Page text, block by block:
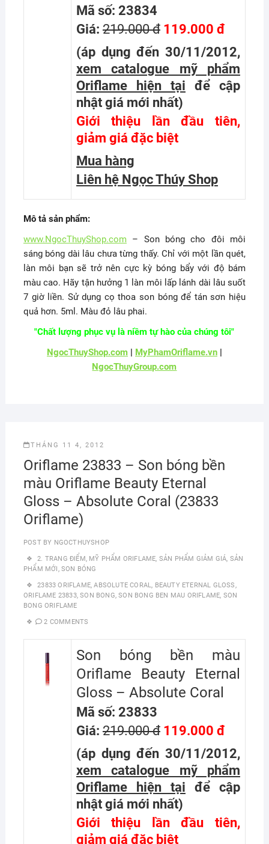
Mã số: 23834
Giá: 219.000 đ119.000 đ
(áp dụng đến 30/11/2012,
xem catalogue mỹ phẩm
Oriflame hiện tại
để cập
nhật giá mới nhất)
Giới thiệu lần đầu tiên,
giảm giá đặc biệt
Mua hàng
Liên hệ Ngọc Thúy Shop
Mô tả sản phẩm:
www.NgocThuyShop.com– Son bóng cho đôi môi
sáng bóng dài lâu chưa từng thấy. Chỉ với một lần quét,
làn môi bạn sẽ trở nên cực kỳ bóng bẩy với độ bám
màu cao. Hãy tận hưởng 1 làn môi lấp lánh dài lâu suốt
7 giờ liền. Sử dụng cọ thoa son bóng để tán sơn hiệu
quả hơn. 5ml. Màu đỏ lâu phai.
"Chất lượng phục vụ là niềm tự hào của chúng tôi"
NgocThuyShop.com| MyPhamOriflame.vn|
NgocThuyGroup.com
THÁNG 11 4, 2012
Oriflame 23833 – Son bóng bền
màu Oriflame Beauty Eternal
Gloss – Absolute Coral (23833
Oriflame)
POST BY NGOCTHUYSHOP
2. TRANG ĐIỂM, MỸ PHẨM ORIFLAME, SẢN PHẨM GIẢM GIÁ, SẢN
PHẨM MỚI, SON BÓNG
23833 ORIFLAME,ABSOLUTE CORAL, BEAUTY ETERNAL GLOSS,
ORIFLAME 23833,SON BONG,SON BONG BEN MAU ORIFLAME, SON
BONG ORIFLAME
2 COMMENTS
Son bóng bền màu
Oriflame Beauty Eternal
Gloss – Absolute Coral
Mã số: 23833
Giá: 219.000 đ119.000 đ
(áp dụng đến 30/11/2012,
xem catalogue mỹ phẩm
Oriflame hiện tại
để cập
nhật giá mới nhất)
Giới thiệu lần đầu tiên,
giảm giá đặc biệt